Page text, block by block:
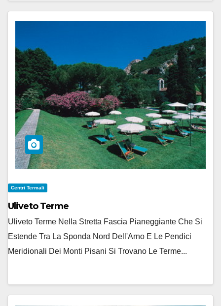
Centri Termali
Uliveto Terme
Uliveto Terme Nella Stretta Fascia Pianeggiante Che Si
Estende Tra La Sponda Nord Dell'Arno E Le Pendici
Meridionali Dei Monti Pisani Si Trovano Le Terme...